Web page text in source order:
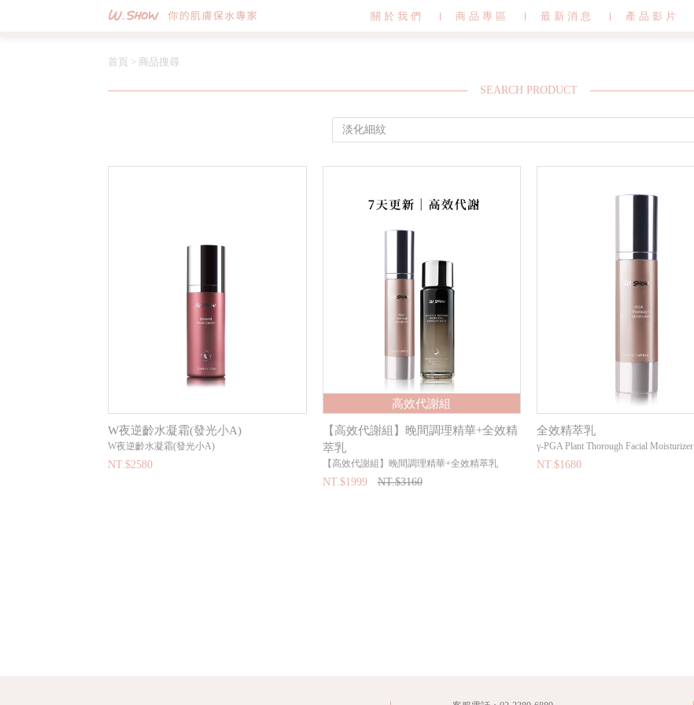
關於我們 商品專區 最新消息 產品影片
首頁 > 商品搜尋
SEARCH PRODUCT
W夜逆齡水凝霜(發光小A)
W夜逆齡水凝霜(發光小A)
NT.$2580
高效代謝組
【高效代謝組】晚間調理精華+全效精
萃乳
【高效代謝組】晚間調理精華+全效精萃乳
NT.$1999 NT.$3160
全效精萃乳
γ-PGA Plant Thorough Facial Moisturizer
NT.$1680